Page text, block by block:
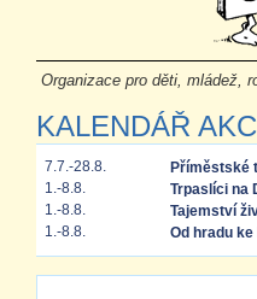
Organizace pro děti, mládež,
KALENDÁŘ
7.7.-28.8.
Příměstské
1.-8.8.
Trpaslíci na
1.-8.8.
Tajemství
1.-8.8.
Od hradu ke